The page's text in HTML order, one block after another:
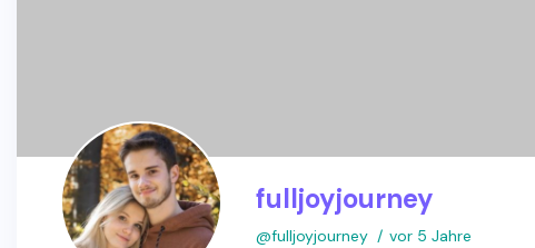
fulljoyjourney
@fulljoyjourney vor 5 Jahre